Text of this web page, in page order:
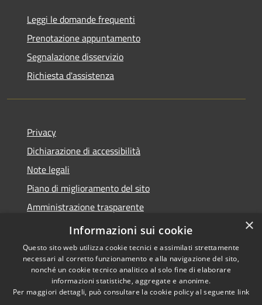
Leggi le domande frequenti
Prenotazione appuntamento
Segnalazione disservizio
Richiesta d'assistenza
Privacy
Dichiarazione di accessibilità
Note legali
Piano di miglioramento del sito
Amministrazione trasparente
Albo Pretorio
Accessibilità
Copyright © 2026 • Comune di
Trani • Powered by
×
Informazioni sui cookie
Questo sito web utilizza cookie tecnici e assimilati strettamente
necessari al corretto funzionamento e alla navigazione del sito,
nonché un cookie tecnico analitico al solo fine di elaborare
informazioni statistiche, aggregate e anonime.
Per maggiori dettagli, può consultare la cookie policy al seguente link